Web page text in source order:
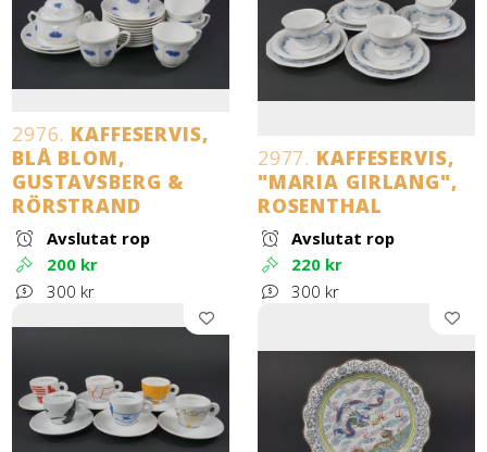
2976. KAFFESERVIS,
BLÅ BLOM,
GUSTAVSBERG &
RÖRSTRAND
Avslutat rop
200 kr
300 kr
2977. KAFFESERVIS,
"MARIA GIRLANG",
ROSENTHAL
Avslutat rop
220 kr
300 kr